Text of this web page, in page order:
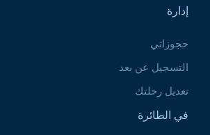
إدارة
حجوزاتي
التسجيل عن بعد
تعديل رحلتك
في الطائرة